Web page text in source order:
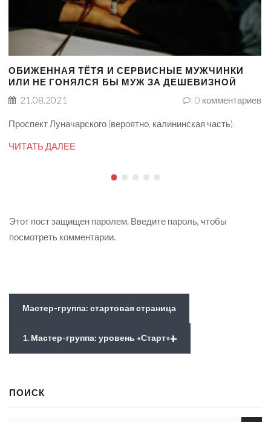
ОБИЖЕННАЯ ТЁТЯ И СЕРВИСНЫЕ МУЖЧИНКИ
ИЛИ НЕ ГОНЯЛСЯ БЫ МУЖ ЗА ДЕШЕВИЗНОЙ
21.08.2021
0 комментариев
Проспект Луначарского (вероятно, калининская часть).
ЧИТАТЬ ДАЛЕЕ
Этот пост защищен паролем. Введите пароль, чтобы
посмотреть комментарии.
Мастер-группа: стартовая страница
+
1. Мастер-группа: уровень «Старт»
ПОИСК